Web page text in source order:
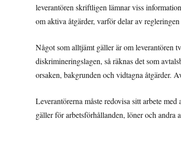
leverantören skriftligen lämnar viss
om aktiva åtgärder, varför delar av
Något som alltjämt gäller är om leverantören
diskrimineringslagen, så räknas det som
orsaken, bakgrunden och vidtagna åtgärder.
Leverantörerna måste redovisa sitt arbete
gäller för arbetsförhållanden, löner och